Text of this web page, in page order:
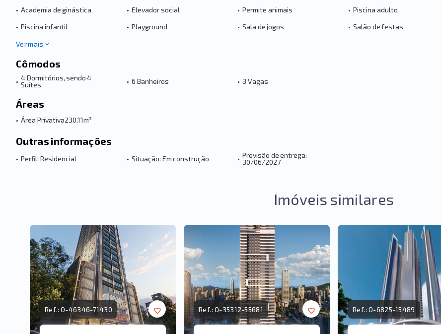
• Academia de ginástica • Elevador social • Permite animais • Piscina adulto
• Piscina infantil • Playground • Sala de jogos • Salão de festas
Ver mais
Cômodos
• 4 Dormitórios, sendo 4
Suítes
• 6 Banheiros • 3 Vagas
Áreas
• Área Privativa230,11m²
Outras informações
• Perfil: Residencial • Situação: Em construção • Previsão de entrega:
30/06/2027
Imóveis similares
Ref.:O-46346-71430 Ref.:O-35312-55681 Ref.:O-6825-15489